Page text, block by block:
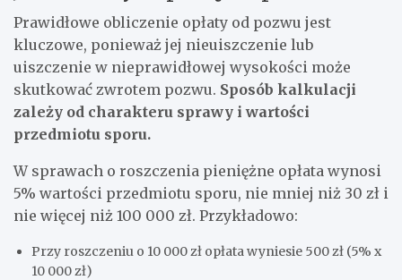
Prawidłowe obliczenie opłaty od pozwu jest
kluczowe, ponieważ jej nieuiszczenie lub
uiszczenie w nieprawidłowej wysokości może
skutkować zwrotem pozwu. Sposób kalkulacji
zależy od charakteru sprawy i wartości
przedmiotu sporu.
W sprawach o roszczenia pieniężne opłata wynosi
5% wartości przedmiotu sporu, nie mniej niż 30 zł i
nie więcej niż 100 000 zł. Przykładowo:
Przy roszczeniu o 10 000 zł opłata wyniesie 500 zł (5% x
10 000 zł)